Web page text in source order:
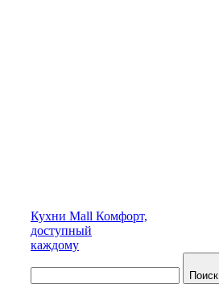
Кухни Mall Комфорт,
доступный
каждому
Поиск